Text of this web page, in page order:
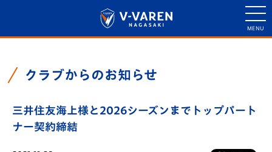
クラブからのお知らせ
三井住友海上様と2026シーズンまでトップパート
ナー契約締結